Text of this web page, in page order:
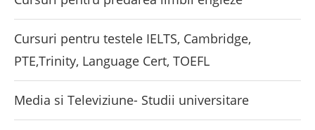
Cursuri pentru testele IELTS, Cambridge,
PTE,Trinity, Language Cert, TOEFL
Media si Televiziune- Studii universitare